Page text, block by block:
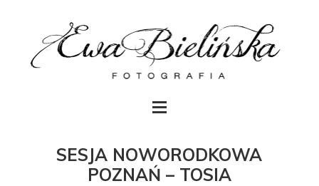
SESJA NOWORODKOWA
POZNAŃ – TOSIA